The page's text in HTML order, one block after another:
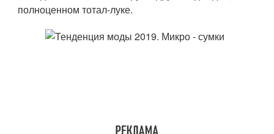
полноценном тотал-луке.